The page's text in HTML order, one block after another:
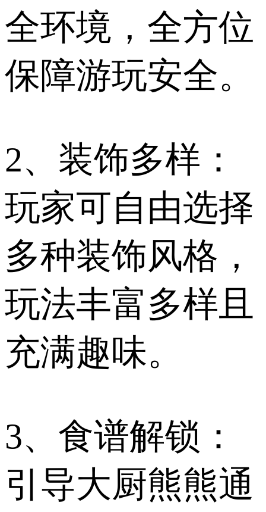
全环境，全方位
保障游玩安全。
2、装饰多样：
玩家可自由选择
多种装饰风格，
玩法丰富多样且
充满趣味。
3、食谱解锁：
引导大厨熊熊通